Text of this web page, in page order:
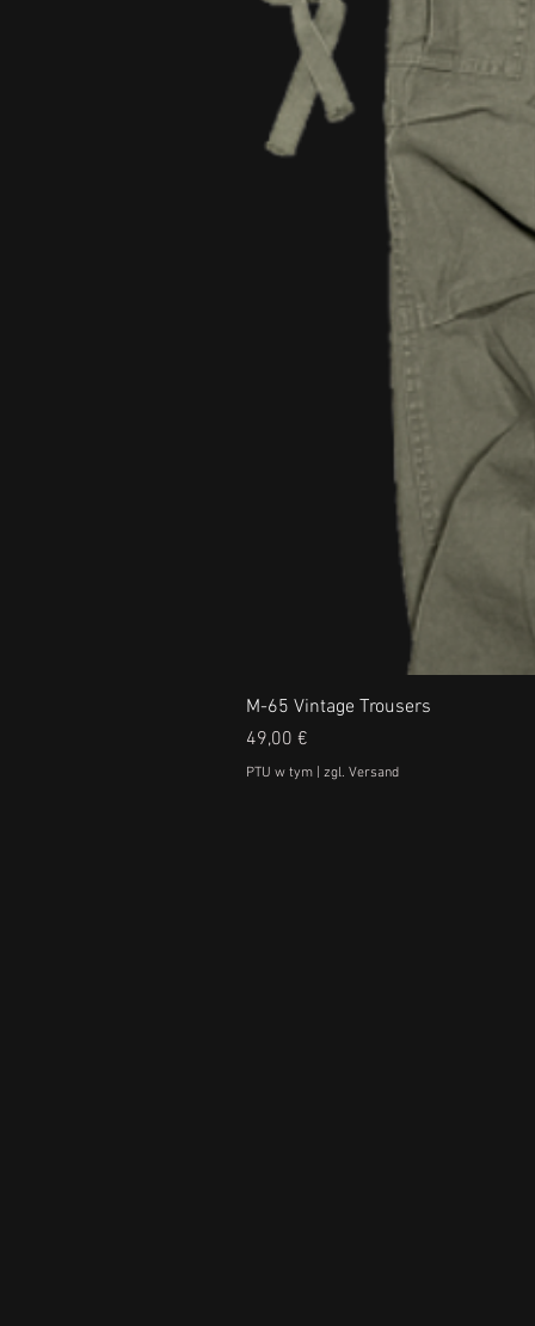
M-65 Vintage Trousers
Cena
49,00 €
PTU w tym zgl. Versand